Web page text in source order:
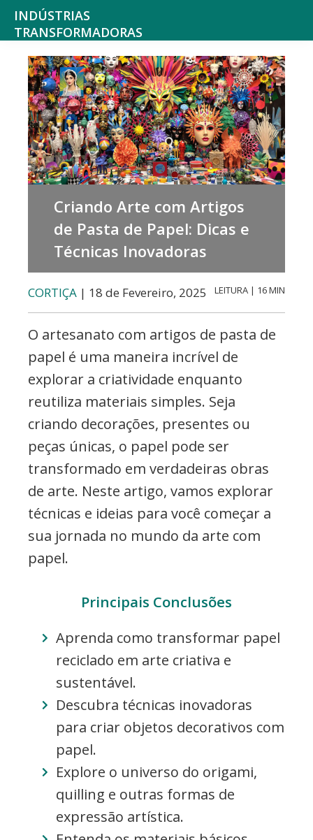
Saltar
para
menu
principal
Skip
main
content
INDÚSTRIAS
TRANSFORMADORAS
Indústrias
alimentares,
bebidas,
tabaco,
texteis,
produtos
químicos
farmacêuticos
mobiliário
colchões,
Criando Arte com Artigos
de Pasta de Papel: Dicas e
Técnicas Inovadoras
CORTIÇA | 18 de Fevereiro, 2025 LEITURA | 16 MIN
O artesanato com artigos de pasta de
papel é uma maneira incrível de
explorar a criatividade enquanto
reutiliza materiais simples. Seja
criando decorações, presentes ou
peças únicas, o papel pode ser
transformado em verdadeiras obras
de arte. Neste artigo, vamos explorar
técnicas e ideias para você começar a
sua jornada no mundo da arte com
papel.
Principais Conclusões
Aprenda como transformar papel
reciclado em arte criativa e
sustentável.
Descubra técnicas inovadoras
para criar objetos decorativos com
papel.
Explore o universo do origami,
quilling e outras formas de
expressão artística.